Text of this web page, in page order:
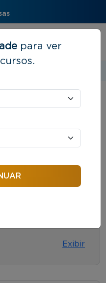
376 cursos
Exibir
para ver